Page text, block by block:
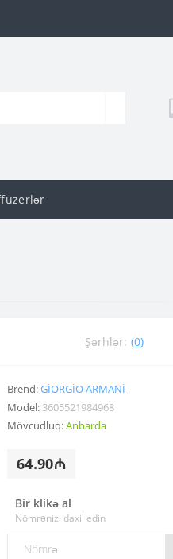
Şərhlər: (0)
Brend:GIORGIO ARMANI
Model: 3605521984968
Mövcudluq:Anbarda
64.90₼
Bir klikə al
Nömrənizi daxil edin